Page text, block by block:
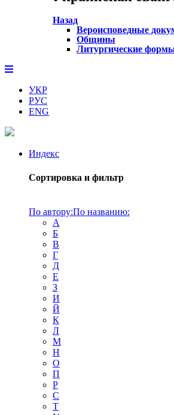
Назад
Вероисповедные
Общины
Литургические
УКР
РУС
ENG
Индекс
Сортировка и фильтр
По автору:По названию:
А
Б
В
Г
Д
Е
З
И
Й
К
Л
М
Н
О
П
Р
С
Т